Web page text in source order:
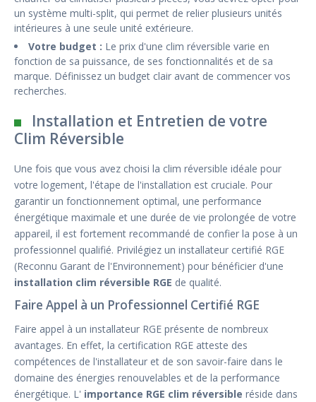
un système multi-split, qui permet de relier plusieurs unités
intérieures à une seule unité extérieure.
Votre budget : Le prix d'une clim réversible varie en
fonction de sa puissance, de ses fonctionnalités et de sa
marque. Définissez un budget clair avant de commencer vos
recherches.
Installation et Entretien de votre
Clim Réversible
Une fois que vous avez choisi la clim réversible idéale pour
votre logement, l'étape de l'installation est cruciale. Pour
garantir un fonctionnement optimal, une performance
énergétique maximale et une durée de vie prolongée de votre
appareil, il est fortement recommandé de confier la pose à un
professionnel qualifié. Privilégiez un installateur certifié RGE
(Reconnu Garant de l'Environnement) pour bénéficier d'une
installation clim réversible RGE de qualité.
Faire Appel à un Professionnel Certifié RGE
Faire appel à un installateur RGE présente de nombreux
avantages. En effet, la certification RGE atteste des
compétences de l'installateur et de son savoir-faire dans le
domaine des énergies renouvelables et de la performance
énergétique. L' importance RGE clim réversible réside dans